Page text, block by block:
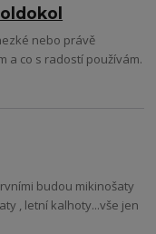
nebo právě
a co s radostí používám.
budou mikinošaty
, letní kalhoty...vše jen